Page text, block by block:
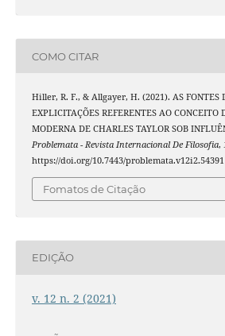
COMO CITAR
Hiller, R. F., & Allgayer, H. (2021). AS FONTES
EXPLICITAÇÕES REFERENTES AO CONCEITO
MODERNA DE CHARLES TAYLOR SOB
Problemata - Revista Internacional De Filosofia,
https://doi.org/10.7443/problemata.v12i2.54391
Fomatos de Citação
EDIÇÃO
v. 12 n. 2 (2021)